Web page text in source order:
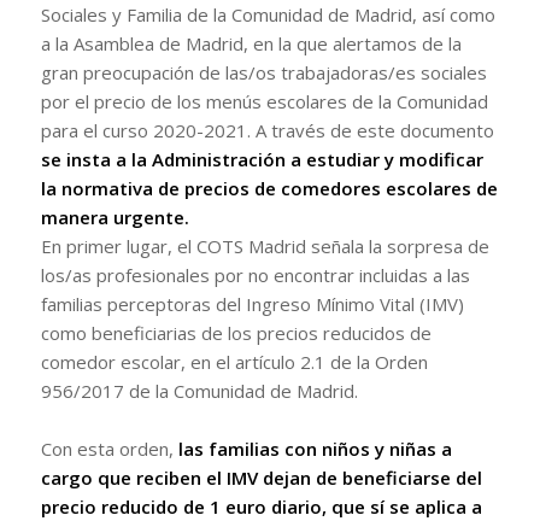
Sociales y Familia de la Comunidad de Madrid, así como
a la Asamblea de Madrid, en la que alertamos de la
gran preocupación de las/os trabajadoras/es sociales
por el precio de los menús escolares de la Comunidad
para el curso 2020-2021. A través de este documento
se insta a la Administración a estudiar y modificar
la normativa de precios de comedores escolares de
manera urgente.
En primer lugar, el COTS Madrid señala la sorpresa de
los/as profesionales por no encontrar incluidas a las
familias perceptoras del Ingreso Mínimo Vital (IMV)
como beneficiarias de los precios reducidos de
comedor escolar, en el artículo 2.1 de la Orden
956/2017 de la Comunidad de Madrid.
Con esta orden, las familias con niños y niñas a
cargo que reciben el IMV dejan de beneficiarse del
precio reducido de 1 euro diario, que sí se aplica a